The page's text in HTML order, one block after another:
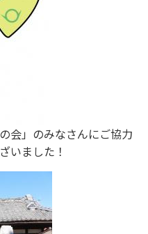
会」のみなさんにご協力
いました！